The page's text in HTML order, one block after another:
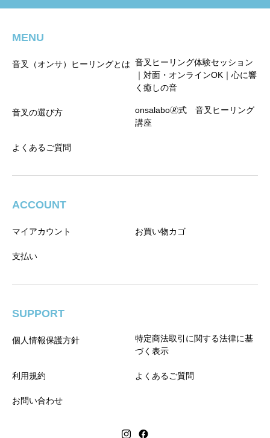
MENU
音叉（オンサ）ヒーリングとは 音叉ヒーリング体験セッション
｜対面・オンラインOK｜心に響
く癒しの音
音叉の選び方
onsalabo🄬式 音叉ヒーリング
講座
よくあるご質問
ACCOUNT
マイアカウント お買い物カゴ
支払い
SUPPORT
個人情報保護方針
特定商法取引に関する法律に基
づく表示
利用規約 よくあるご質問
お問い合わせ